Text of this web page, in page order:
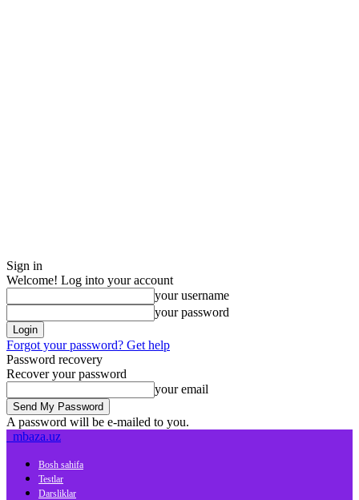
Sign in
Welcome! Log into your account
your username
your password
Forgot your password? Get help
Password recovery
Recover your password
your email
A password will be e-mailed to you.
mbaza.uz
Bosh sahifa
Testlar
Darsliklar